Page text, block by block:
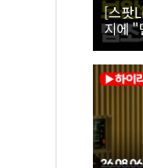
[스팟
지에 "